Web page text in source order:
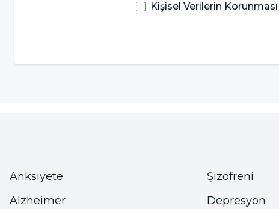
yedikleri konusunda yalan söylemeye başlamak
Prof.Dr. Dönmez, ayrıca akademik başarının
çıkmamak, öfkede artış, içe kapanmak gibi genel
Prof.Dr. Aslıhan Dönmez, “Hastalığın ilerlemiş
tedaviyle aşırı bir kilo alacaklarından korkarak
BU ÖNERİLERE KULAK VERİN
Kişisel Verilerin
Anksiyete
Alzheimer
Şizofreni
Depresyon